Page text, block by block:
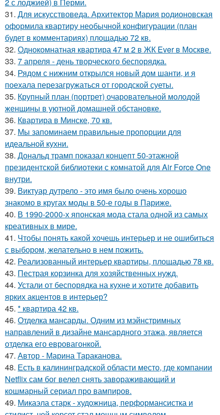
2 с лоджией) в Перми.
31. Для искусствоведа. Архитектор Мария родионовская
оформила квартиру необычной конфигурации (план
будет в комментариях) площадью 72 кв.
32. Однокомнатная квартира 47 м 2 в ЖК Ever в Москве.
33. 7 апреля - день творческого беспорядка.
34. Рядом с нижним открылся новый дом шанти, и я
поехала перезагружаться от городской суеты.
35. Крупный план (портрет) очаровательной молодой
женщины в уютной домашней обстановке.
36. Квартира в Минске, 70 кв.
37. Мы запоминаем правильные пропорции для
идеальной кухни.
38. Дональд трамп показал концепт 50-этажной
президентской библиотеки с комнатой для Air Force One
внутри.
39. Виктуар дутрело - это имя было очень хорошо
знакомо в кругах моды в 50-е годы в Париже.
40. В 1990-2000-х японская мода стала одной из самых
креативных в мире.
41. Чтобы понять какой хочешь интерьер и не ошибиться
с выбором, желательно в нем пожить.
42. Реализованный интерьер квартиры, площадью 78 кв.
43. Пестрая корзинка для хозяйственных нужд.
44. Устали от беспорядка на кухне и хотите добавить
ярких акцентов в интерьер?
45. * квартира 42 кв.
46. Отделка мансарды. Одним из мэйнстримных
направлений в дизайне мансардного этажа, является
отделка его евровагонкой.
47. Автор - Марина Тараканова.
48. Есть в калининградской области место, где компании
Netflix сам бог велел снять завораживающий и
кошмарный сериал про вампиров.
49. Микаэла старк - художница, перформансистка и